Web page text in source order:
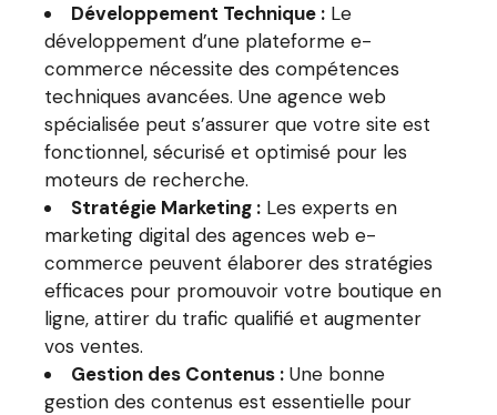
Développement Technique : Le
développement d’une plateforme e-
commerce nécessite des compétences
techniques avancées. Une agence web
spécialisée peut s’assurer que votre site est
fonctionnel, sécurisé et optimisé pour les
moteurs de recherche.
Stratégie Marketing : Les experts en
marketing digital des agences web e-
commerce peuvent élaborer des stratégies
efficaces pour promouvoir votre boutique en
ligne, attirer du trafic qualifié et augmenter
vos ventes.
Gestion des Contenus : Une bonne
gestion des contenus est essentielle pour